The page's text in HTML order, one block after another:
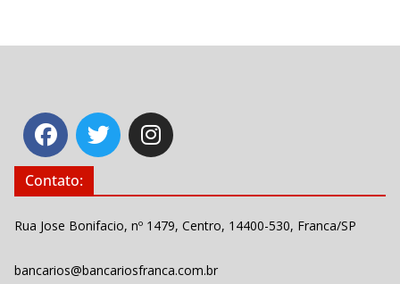
Contato:
Rua Jose Bonifacio, nº 1479, Centro, 14400-530, Franca/SP
bancarios@bancariosfranca.com.br